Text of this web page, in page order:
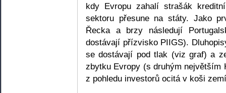
kdy Evropu zahalí strašák
sektoru přesune na státy. Jako
Řecka a brzy následují
dostávají přízvisko PIIGS).
se dostávají pod tlak (viz graf) a
zbytku Evropy (s druhým největším
z pohledu investorů ocitá v koši